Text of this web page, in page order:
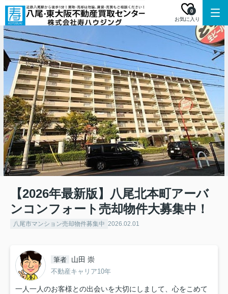
お気に入り
0
【2026年最新版】八尾北本町アーバ
ンコンフォート売却物件大募集中！
八尾市マンション売却物件募集中 2026.02.01
筆者 山田 崇
不動産キャリア10年
一人一人のお客様との出会いを大切にしまして、心をこめて